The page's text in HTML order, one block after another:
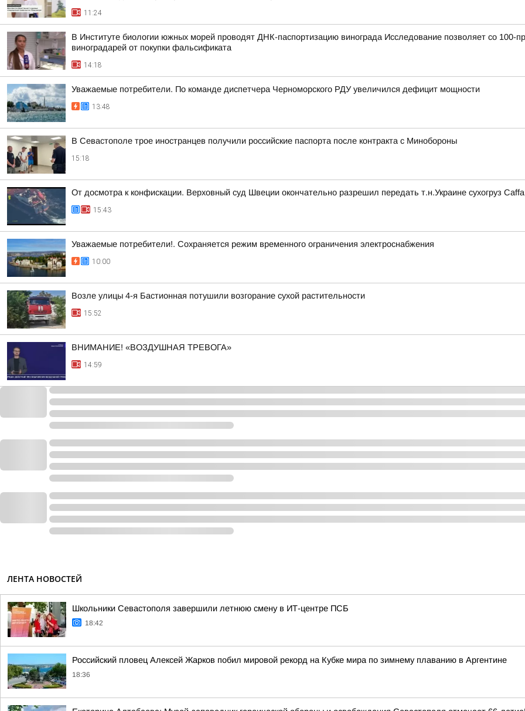
11:24
В Институте биологии южных морей проводят ДНК-паспортизацию винограда Исследование позволяет со 100-
виноградарей от покупки фальсификата
14:18
Уважаемые потребители. По команде диспетчера Черноморского РДУ увеличился дефицит мощности
13:48
В Севастополе трое иностранцев получили российские паспорта после контракта с Минобороны
15:18
От досмотра к конфискации. Верховный суд Швеции окончательно разрешил передать т.н.Украине сухогруз
15:43
Уважаемые потребители!. Сохраняется режим временного ограничения электроснабжения
10:00
Возле улицы 4-я Бастионная потушили возгорание сухой растительности
15:52
ВНИМАНИЕ! «ВОЗДУШНАЯ ТРЕВОГА»
14:59
ЛЕНТА НОВОСТЕЙ
Школьники Севастополя завершили летнюю смену в ИТ-центре ПСБ
18:42
Российский пловец Алексей Жарков побил мировой рекорд на Кубке мира по зимнему плаванию в Аргентине
18:36